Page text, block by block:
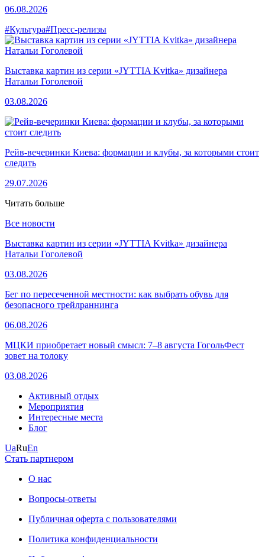
06.08.2026
#Культура#Пресс-релизы
Выставка картин из серии «JYTTIA Kvitka» дизайнера
Натальи Гоголевой
03.08.2026
Рейв-вечеринки Киева: формации и клубы, за которыми стоит
следить
29.07.2026
Читать больше
Все новости
Выставка картин из серии «JYTTIA Kvitka» дизайнера
Натальи Гоголевой
03.08.2026
Бег по пересеченной местности: как выбрать обувь для
безопасного трейлраннинга
06.08.2026
МЦКИ приобретает новый смысл: 7–8 августа ГогольФест
зовет на толоку
03.08.2026
Активный отдых
Мероприятия
Интересные места
Блог
UaRuEn
Стать партнером
О нас
Вопросы-ответы
Публичная оферта с пользователями
Политика конфиденциальности